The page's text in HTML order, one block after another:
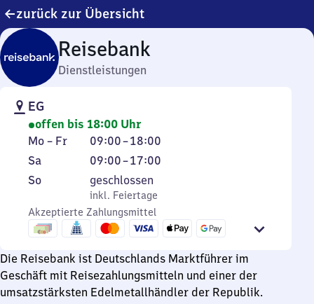
zurück zur Übersicht
Reisebank
Dienstleistungen
EG
offen bis 18:00 Uhr
Montag
bis
Freitag
Mo – Fr 09:00–18:00
Von
9
bis
18
Uhr
Samstag
Sa 09:00–17:00
Von
9
Uhr
bis
17
Sonntag
So,
inkl. Feiertage
geschlossen
inkl. Feiertage
Akzeptierte Zahlungsmittel
Die Reisebank ist Deutschlands Marktführer im
Geschäft mit Reisezahlungsmitteln und einer der
umsatzstärksten Edelmetallhändler der Republik.